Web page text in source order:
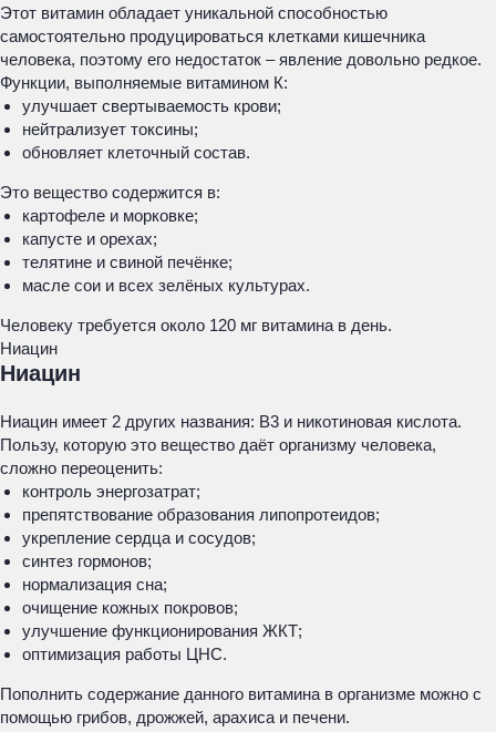
Этот витамин обладает уникальной способностью
самостоятельно продуцироваться клетками кишечника
человека, поэтому его недостаток – явление довольно редкое.
Функции, выполняемые витамином К:
улучшает свертываемость крови;
нейтрализует токсины;
обновляет клеточный состав.
Это вещество содержится в:
картофеле и морковке;
капусте и орехах;
телятине и свиной печёнке;
масле сои и всех зелёных культурах.
Человеку требуется около 120 мг витамина в день.
Ниацин
Ниацин
Ниацин имеет 2 других названия: В3 и никотиновая кислота.
Пользу, которую это вещество даёт организму человека,
сложно переоценить:
контроль энергозатрат;
препятствование образования липопротеидов;
укрепление сердца и сосудов;
синтез гормонов;
нормализация сна;
очищение кожных покровов;
улучшение функционирования ЖКТ;
оптимизация работы ЦНС.
Пополнить содержание данного витамина в организме можно с
помощью грибов, дрожжей, арахиса и печени.